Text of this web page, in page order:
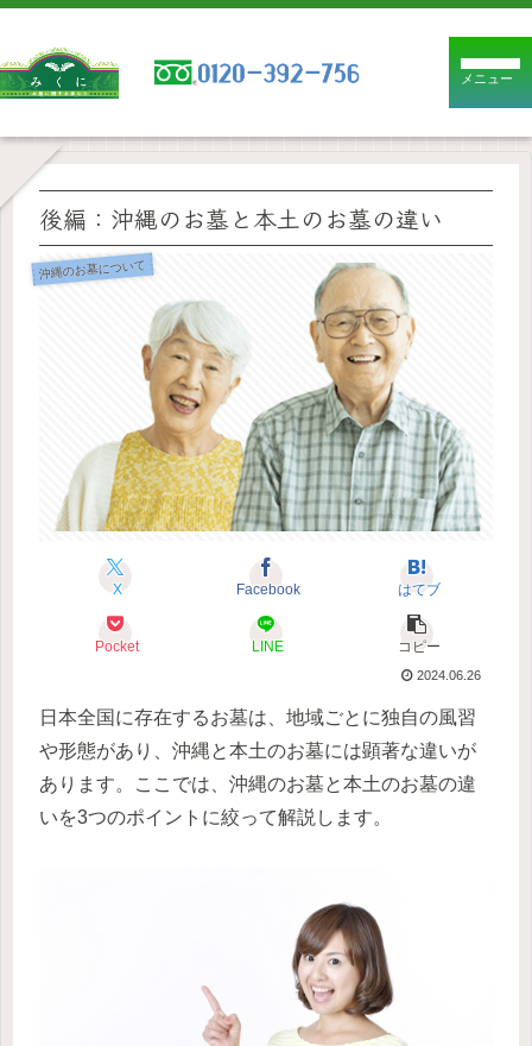
メニュー
後編：沖縄のお墓と本土のお墓の違い
沖縄のお墓について
X Facebook はてブ
Pocket LINE コピー
2024.06.26
日本全国に存在するお墓は、地域ごとに独自の風習
や形態があり、沖縄と本土のお墓には顕著な違いが
あります。ここでは、沖縄のお墓と本土のお墓の違
いを3つのポイントに絞って解説します。